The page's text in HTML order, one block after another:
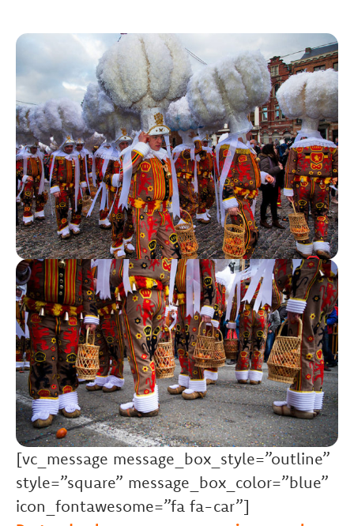
[vc_message message_box_style=”outline”
style=”square” message_box_color=”blue”
icon_fontawesome=”fa fa-car”]